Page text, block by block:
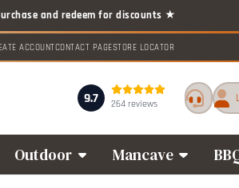
ACCOUNTCONTACT PAGESTORE LOCATOR
9.7 264 reviews
Outdoor Mancave